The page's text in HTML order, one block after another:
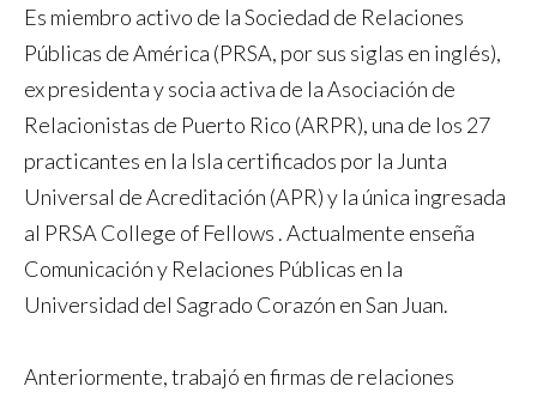
Es miembro activo de la Sociedad de Relaciones
Públicas de América (PRSA, por sus siglas en inglés),
ex presidenta y socia activa de la Asociación de
Relacionistas de Puerto Rico (ARPR), una de los 27
practicantes en la Isla certificados por la Junta
Universal de Acreditación (APR) y la única ingresada
al PRSA College of Fellows . Actualmente enseña
Comunicación y Relaciones Públicas en la
Universidad del Sagrado Corazón en San Juan.
Anteriormente, trabajó en firmas de relaciones